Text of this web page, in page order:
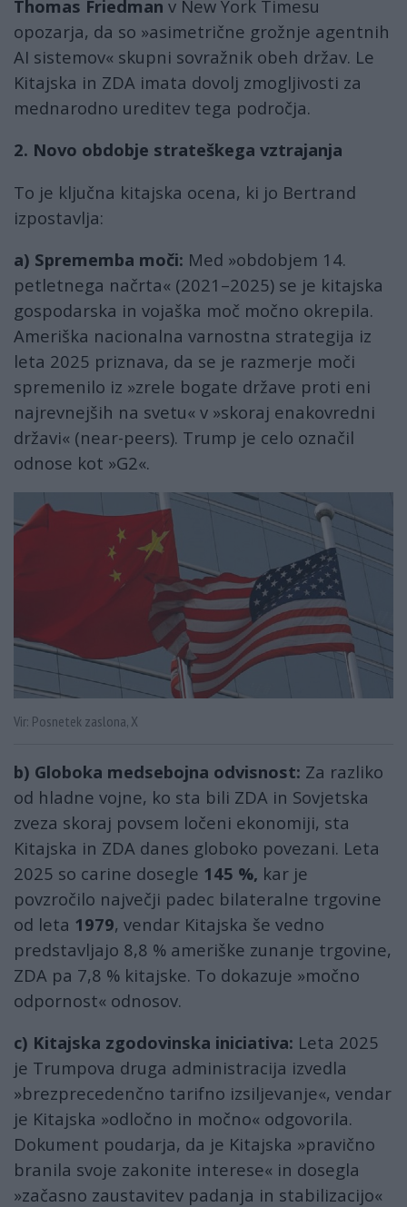
Thomas Friedman v New York Timesu
opozarja, da so »asimetrične grožnje agentnih
AI sistemov« skupni sovražnik obeh držav. Le
Kitajska in ZDA imata dovolj zmogljivosti za
mednarodno ureditev tega področja.
2. Novo obdobje strateškega vztrajanja
To je ključna kitajska ocena, ki jo Bertrand
izpostavlja:
a) Sprememba moči: Med »obdobjem 14.
petletnega načrta« (2021–2025) se je kitajska
gospodarska in vojaška moč močno okrepila.
Ameriška nacionalna varnostna strategija iz
leta 2025 priznava, da se je razmerje moči
spremenilo iz »zrele bogate države proti eni
najrevnejših na svetu« v »skoraj enakovredni
državi« (near-peers). Trump je celo označil
odnose kot »G2«.
Vir: Posnetek zaslona, X
b) Globoka medsebojna odvisnost: Za razliko
od hladne vojne, ko sta bili ZDA in Sovjetska
zveza skoraj povsem ločeni ekonomiji, sta
Kitajska in ZDA danes globoko povezani. Leta
2025 so carine dosegle 145 %, kar je
povzročilo največji padec bilateralne trgovine
od leta 1979, vendar Kitajska še vedno
predstavljajo 8,8 % ameriške zunanje trgovine,
ZDA pa 7,8 % kitajske. To dokazuje »močno
odpornost« odnosov.
c) Kitajska zgodovinska iniciativa: Leta 2025
je Trumpova druga administracija izvedla
»brezprecedenčno tarifno izsiljevanje«, vendar
je Kitajska »odločno in močno« odgovorila.
Dokument poudarja, da je Kitajska »pravično
branila svoje zakonite interese« in dosegla
»začasno zaustavitev padanja in stabilizacijo«